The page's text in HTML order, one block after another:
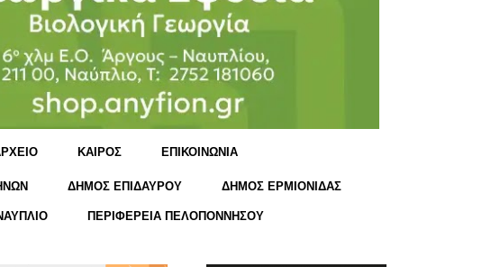
KΑΙΡΟΣ ΕΠΙΚΟΙΝΩΝΙΑ
ΔΗΜΟΣ ΕΠΙΔΑΥΡΟΥ ΔΗΜΟΣ ΕΡΜΙΟΝΙΔΑΣ
ΠΕΡΙΦΕΡΕΙΑ ΠΕΛΟΠΟΝΝΗΣΟΥ